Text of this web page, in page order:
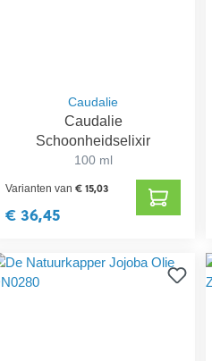
Caudalie
Caudalie
Schoonheidselixir
100 ml
Varianten van€ 15,03
€ 36,45